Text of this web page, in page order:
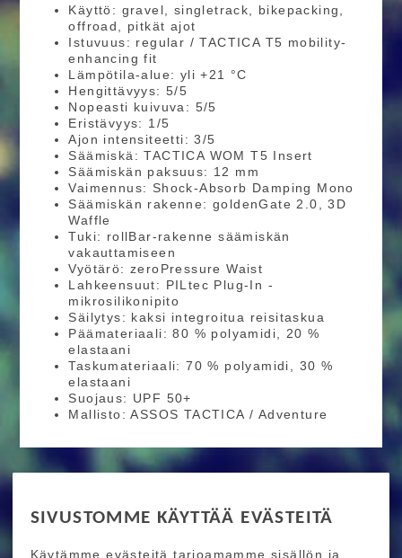
SIVUSTOMME KÄYTTÄÄ EVÄSTEITÄ
Käytämme evästeitä tarjoamamme sisällön ja
Käyttö: gravel, singletrack, bikepacking,
offroad, pitkät ajot
Istuvuus: regular / TACTICA T5 mobility-
enhancing fit
Lämpötila-alue: yli +21 °C
Hengittävyys: 5/5
Nopeasti kuivuva: 5/5
Eristävyys: 1/5
Ajon intensiteetti: 3/5
Säämiskä: TACTICA WOM T5 Insert
Säämiskän paksuus: 12 mm
Vaimennus: Shock-Absorb Damping Mono
Säämiskän rakenne: goldenGate 2.0, 3D
Waffle
Tuki: rollBar-rakenne säämiskän
vakauttamiseen
Vyötärö: zeroPressure Waist
Lahkeensuut: PILtec Plug-In -
mikrosilikonipito
Säilytys: kaksi integroitua reisitaskua
Päämateriaali: 80 % polyamidi, 20 %
elastaani
Taskumateriaali: 70 % polyamidi, 30 %
elastaani
Suojaus: UPF 50+
Mallisto: ASSOS TACTICA / Adventure